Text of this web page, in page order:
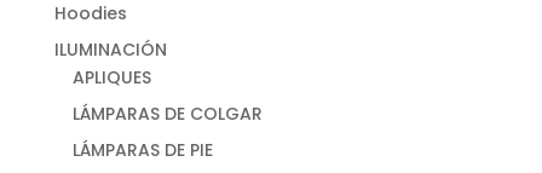
Hoodies
ILUMINACIÓN
APLIQUES
LÁMPARAS DE COLGAR
LÁMPARAS DE PIE